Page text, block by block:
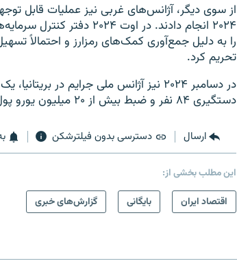
از سوی دیگر، آژانس‌های غربی نیز عملیات قابل
۲۰۲۴ انجام دادند. در اوت
را به دلیل جمع‌آوری کمک‌های رمزارز و احتمالاً
تحریم کرد.
در دسامبر ۲۰۲۴ نیز آژانس ملی جرایم
دستگیری ۸۴ نفر و ضبط بیش از ۲۰ میلیون یورو پول نقد و رمزارز شد.
ارسال دسترسی بدون فیلترشکن
این مطلب بخشی از:
اقتصاد ایران
بایگانی گزارش‌های خبری